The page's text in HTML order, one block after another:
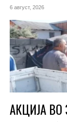
6 август, 2026
АКЦИЈА ВО